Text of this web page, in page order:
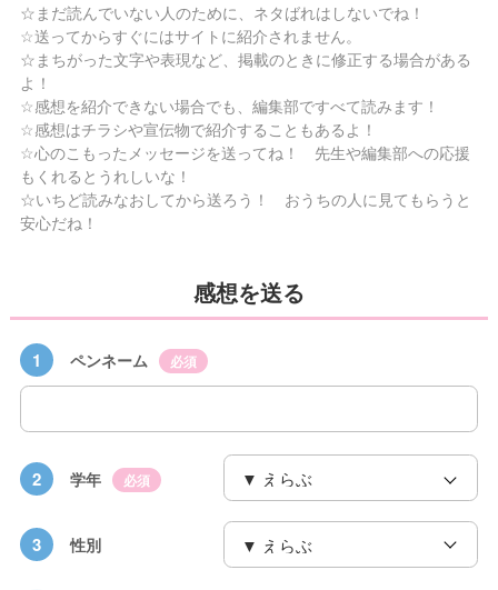
☆まだ読んでいない人のために、ネタばれはしないでね！
☆送ってからすぐにはサイトに紹介されません。
☆まちがった文字や表現など、掲載のときに修正する場合がある
よ！
☆感想を紹介できない場合でも、編集部ですべて読みます！
☆感想はチラシや宣伝物で紹介することもあるよ！
☆心のこもったメッセージを送ってね！ 先生や編集部への応援
もくれるとうれしいな！
☆いちど読みなおしてから送ろう！ おうちの人に見てもらうと
安心だね！
感想を送る
1 ペンネーム 必須
2 学年 必須
3 性別